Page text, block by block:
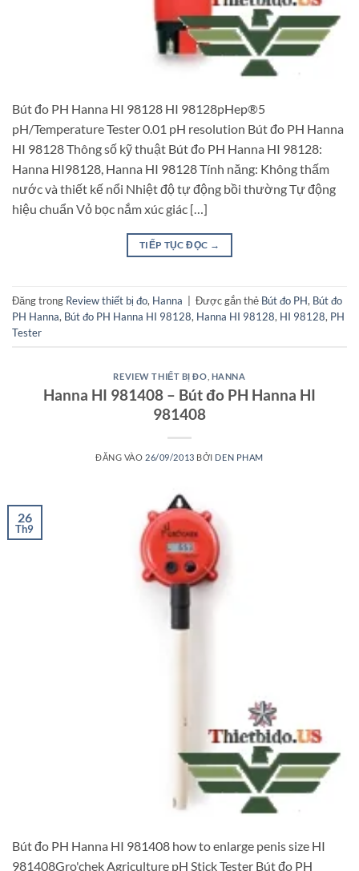
Bút đo PH Hanna HI 98128 HI 98128pHep®5
pH/Temperature Tester 0.01 pH resolution Bút đo PH Hanna
HI 98128 Thông số kỹ thuật Bút đo PH Hanna HI 98128:
Hanna HI98128, Hanna HI 98128 Tính năng: Không thấm
nước và thiết kế nổi Nhiệt độ tự động bồi thường Tự động
hiệu chuẩn Vỏ bọc nắm xúc giác […]
TIẾP TỤC ĐỌC →
Đăng trong Review thiết bị đo, Hanna | Được gắn thẻ Bút đo PH, Bút đo
PH Hanna, Bút đo PH Hanna HI 98128, Hanna HI 98128, HI 98128, PH
Tester
REVIEW THIẾT BỊ ĐO HANNA
Hanna HI 981408 – Bút đo PH Hanna HI
981408
ĐĂNG VÀO 26/09/2013 BỞI DEN PHAM
26
Th9
Bút đo PH Hanna HI 981408 how to enlarge penis size HI
981408Gro'chek Agriculture pH Stick Tester Bút đo PH